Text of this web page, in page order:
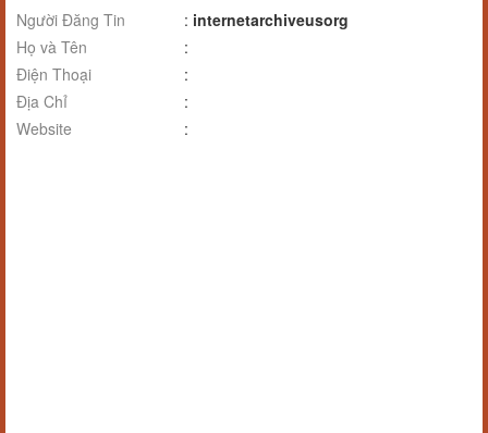
Người Đăng Tin : internetarchiveusorg
Họ và Tên
:
Điện Thoại
:
Địa Chỉ
:
Website
: